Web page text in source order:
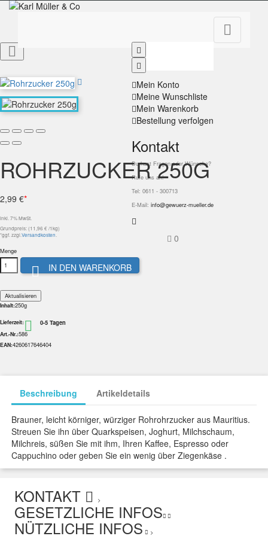

Mein Konto
Meine Wunschliste
Mein Warenkorb
Bestellung verfolgen
Kontakt
Du hast Fragen oder Wünsche?
Rufe uns an!
Tel: 0611 - 300713
E-Mail: info@gewuerz-mueller.de
0

ROHRZUCKER 250G
2,99 €*
inkl. 7% MwSt.
Grundpreis: (11,96 € /1kg)
*ggf. zzgl.Versandkosten
Menge
 IN DEN WARENKORB
Inhalt:250g
Lieferzeit:  0-5 Tagen
Art.-Nr.:586
EAN:4260617646404
Beschreibung Artikeldetails
Brauner, leicht körniger, würziger Rohrohrzucker aus Mauritius.
Streuen Sie ihn über Quarkspeisen, Joghurt, Milchschaum,
Milchreis, süßen Sie mit ihm, Ihren Kaffee, Espresso oder
Cappuchino oder geben Sie ein wenig über Ziegenkäse .
KONTAKT >
GESETZLICHE INFOS
NÜTZLICHE INFOS >